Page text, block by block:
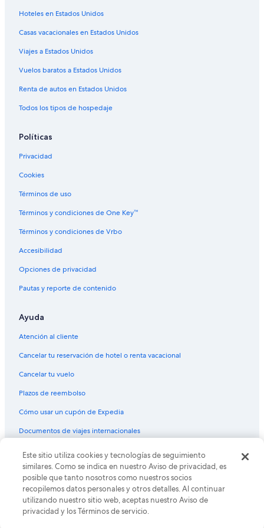
Hoteles con restaurante en Mendoza
Hoteles con sauna en Mendoza
Hoteles con hidromasaje en Mendoza
Hoteles con traslado del/al aeropuerto en Mendoza
Hoteles con vista en Mendoza
Hoteles para bodas en Mendoza
Hoteles en Mendoza
Apart-Hoteles en Mendoza
Cabañas en Mendoza
Casas de campo en Mendoza
Casas de huéspedes en Mendoza
Casas rurales en Mendoza
Condominios en Mendoza
Hoteles haciendas en Mendoza
Posadas en Mendoza
Villas en Mendoza
Hoteles 3 estrellas en Mendoza
Hoteles 4 estrellas en Mendoza
Hoteles 5 estrellas en Mendoza
Hoteles todo incluido en Mendoza
Hoteles históricos en Mendoza
Hoteles baratos en Mendoza
Hoteles boutique en Mendoza
Hoteles en Estados Unidos
Casas vacacionales en Estados Unidos
Viajes a Estados Unidos
Vuelos baratos a Estados Unidos
Renta de autos en Estados Unidos
Todos los tipos de hospedaje
Políticas
Privacidad
Cookies
Términos de uso
Términos y condiciones de One Key™
Términos y condiciones de Vrbo
Accesibilidad
Opciones de privacidad
Pautas y reporte de contenido
Ayuda
Atención al cliente
Cancelar tu reservación de hotel o renta vacacional
Cancelar tu vuelo
Plazos de reembolso
Cómo usar un cupón de Expedia
Documentos de viajes internacionales
© 2026 Expedia, Inc., una empresa de Expedia Group. Todos los
derechos reservados. Expedia y el logo de Expedia son marcas
registradas o marcas comerciales de Expedia, Inc. CST# 2029030-50.
Este sitio utiliza cookies y tecnologías de seguimiento
similares. Como se indica en nuestro Aviso de privacidad, es
posible que tanto nosotros como nuestros socios
recopilemos datos personales y otros detalles. Al continuar
utilizando nuestro sitio web, aceptas nuestro Aviso de
privacidad y los Términos de servicio.